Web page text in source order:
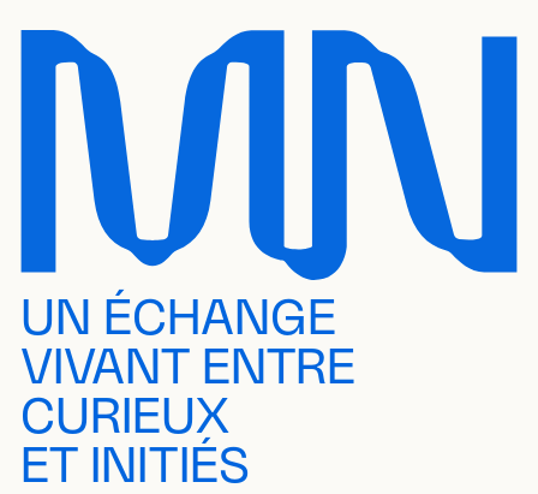
UN ÉCHANGE
VIVANT ENTRE
CURIEUX
ET INITIÉS